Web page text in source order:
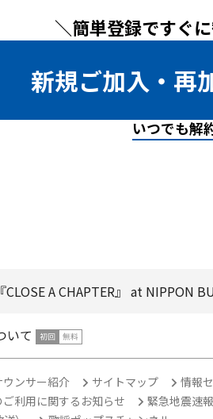
＼簡単登録ですぐ
新規ご加入・再
いつでも解
A CHAPTER』 at NIPPON
いて
ウンサー紹介 サイトマップ 情報
利用に関するお知らせ 緊急地震速